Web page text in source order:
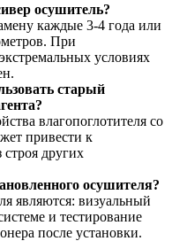
осушитель?
каждые 3-4 года или
При
условиях
старый
влагопоглотителя со
привести к
других
осушителя?
являются: визуальный
и тестирование
после установки.